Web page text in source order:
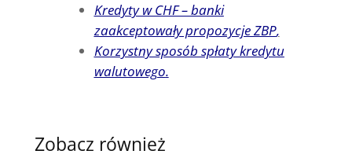
Kredyty w CHF – banki
zaakceptowały propozycje ZBP,
Korzystny sposób spłaty kredytu
walutowego.
Zobacz również